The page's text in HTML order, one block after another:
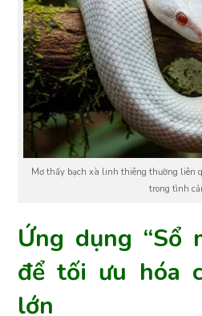
Mơ thấy bạch xà linh thiêng thường liên
trong tình
Ứng dụng “Sổ
để tối ưu hóa
lớn